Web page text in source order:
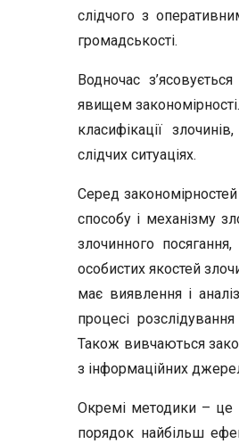
слідчого з
громадськості.
Водночас
явищем
класифікації
слідчих ситуаціях.
Серед
способу і механізму
злочинного
особистих якостей
має виявлення і
процесі
Також вивчаються
з інформаційних
Окремі методики – це
порядок найбільш